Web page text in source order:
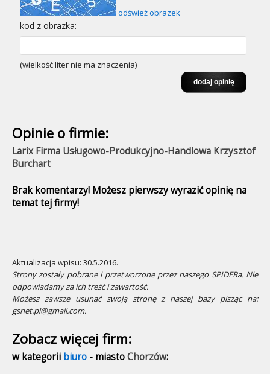
odśwież obrazek
kod z obrazka:
(wielkość liter nie ma znaczenia)
Opinie o firmie:
Larix Firma Usługowo-Produkcyjno-Handlowa Krzysztof
Burchart
Brak komentarzy! Możesz pierwszy wyrazić opinię na
temat tej firmy!
Aktualizacja wpisu: 30.5.2016.
Strony zostały pobrane i przetworzone przez naszego SPIDERa. Nie
odpowiadamy za ich treść i zawartość.
Możesz zawsze usunąć swoją stronę z naszej bazy pisząc na:
gsnet.pl@gmail.com.
Zobacz więcej firm:
w kategorii biuro - miastoChorzów: